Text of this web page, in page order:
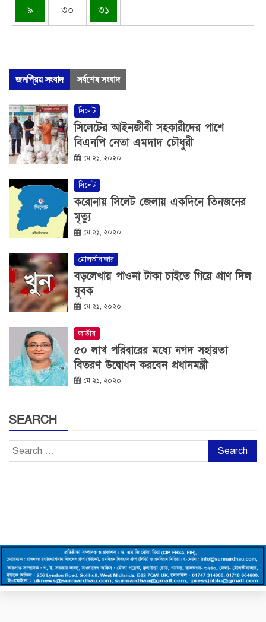
৯ ৩০ ৩১
জনপ্রিয় সংবাদ সর্বশেষ সংবাদ
সিলেট
সিলেটের আইনজীবী সহকারীদের পাশে
বিএনপি নেতা এমদাদ চৌধুরী
মে ২১, ২০২০
সিলেট
করোনায় সিলেট জেলায় একদিনে তিনজনের
মৃত্যু
মে ২১, ২০২০
মৌলভীবাজার
বড়লেখায় পাওনা টাকা চাইতে গিয়ে প্রাণ দিল
যুবক
মে ২১, ২০২০
জাতীয়
৫০ লাখ পরিবারের মধ্যে নগদ সহায়তা
বিতরণ উদ্বোধন করবেন প্রধানমন্ত্রী
মে ২১, ২০২০
SEARCH
Search
for: